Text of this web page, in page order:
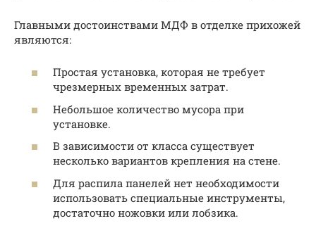
Главными достоинствами МДФ в отделке прихожей
являются:
Простая установка, которая не требует
чрезмерных временных затрат.
Небольшое количество мусора при
установке.
В зависимости от класса существует
несколько вариантов крепления на стене.
Для распила панелей нет необходимости
использовать специальные инструменты,
достаточно ножовки или лобзика.